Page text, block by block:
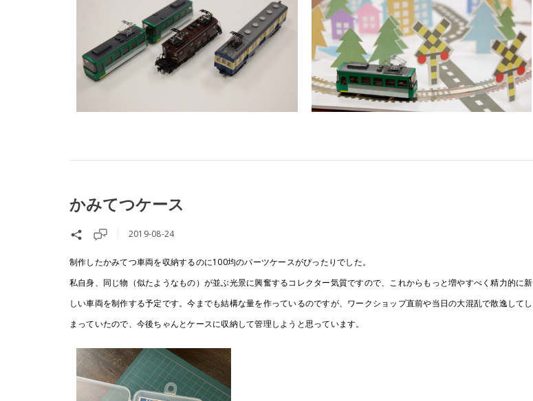
かみてつケース
2019-08-24
制作したかみてつ車両を収納するのに100均のパーツケースがぴったりでした。
私自身、同じ物（似たようなもの）が並ぶ光景に興奮するコレクター気質ですので、これからもっと増やすべく精力的に新
しい車両を制作する予定です。今までも結構な量を作っているのですが、ワークショップ直前や当日の大混乱で散逸してし
まっていたので、今後ちゃんとケースに収納して管理しようと思っています。